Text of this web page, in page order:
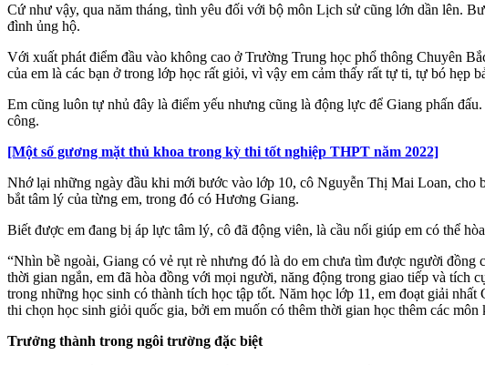
Cứ như vậy, qua năm tháng, tình yêu đối với bộ môn Lịch sử cũng lớn dần lên.
đình ủng hộ.
Với xuất phát điểm đầu vào không cao ở Trường Trung học phổ thông Chuyên
của em là các bạn ở trong lớp học rất giỏi, vì vậy em cảm thấy rất tự ti, tự bó hẹp
Em cũng luôn tự nhủ đây là điểm yếu nhưng cũng là động lực để Giang phấn
công.
[Một số gương mặt thủ khoa trong kỳ thi tốt nghiệp THPT năm 2022]
Nhớ lại những ngày đầu khi mới bước vào lớp 10, cô Nguyễn Thị Mai Loan, cho
bắt tâm lý của từng em, trong đó có Hương Giang.
Biết được em đang bị áp lực tâm lý, cô đã động viên, là cầu nối giúp em có thể
“Nhìn bề ngoài, Giang có vẻ rụt rè nhưng đó là do em chưa tìm được người
thời gian ngắn, em đã hòa đồng với mọi người, năng động trong giao tiếp và tích
trong những học sinh có thành tích học tập tốt. Năm học lớp 11, em đoạt giải
thi chọn học sinh giỏi quốc gia, bởi em muốn có thêm thời gian học thêm các
Trưởng thành trong ngôi trường đặc biệt